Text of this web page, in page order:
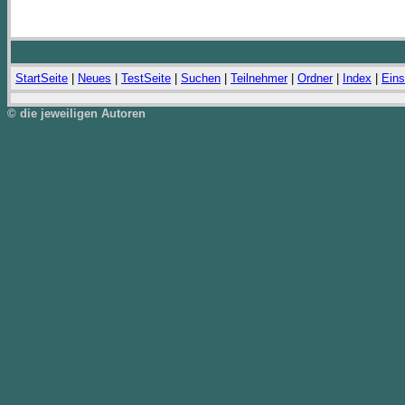
StartSeite Neues TestSeite Suchen Teilnehmer| Ordner| Index
© die jeweiligen Autoren